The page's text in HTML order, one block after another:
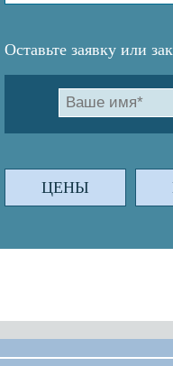
Оставьте заявку или
ЦЕНЫ